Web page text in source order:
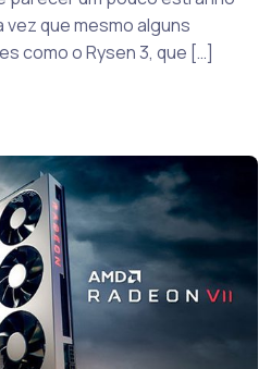
vez que mesmo alguns
como o Rysen 3, que […]